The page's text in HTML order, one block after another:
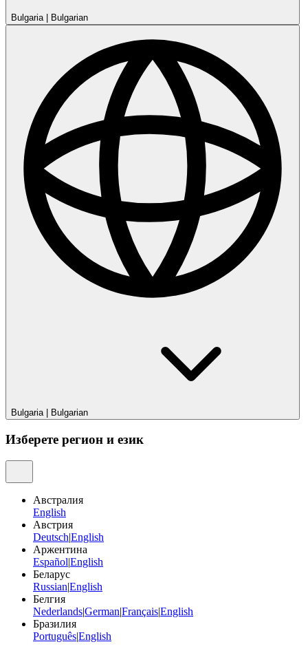
Bulgaria | Bulgarian
Bulgaria | Bulgarian
Изберете регион и език
Австралия
English
Австрия
Deutsch|English
Аржентина
Español|English
Беларус
Russian|English
Белгия
Nederlands|German|Français|English
Бразилия
Português|English